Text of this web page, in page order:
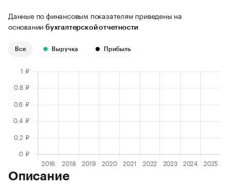
Данные по финансовым показателям приведены на
основании бухгалтерской отчетности
Все Выручка Прибыль
Описание